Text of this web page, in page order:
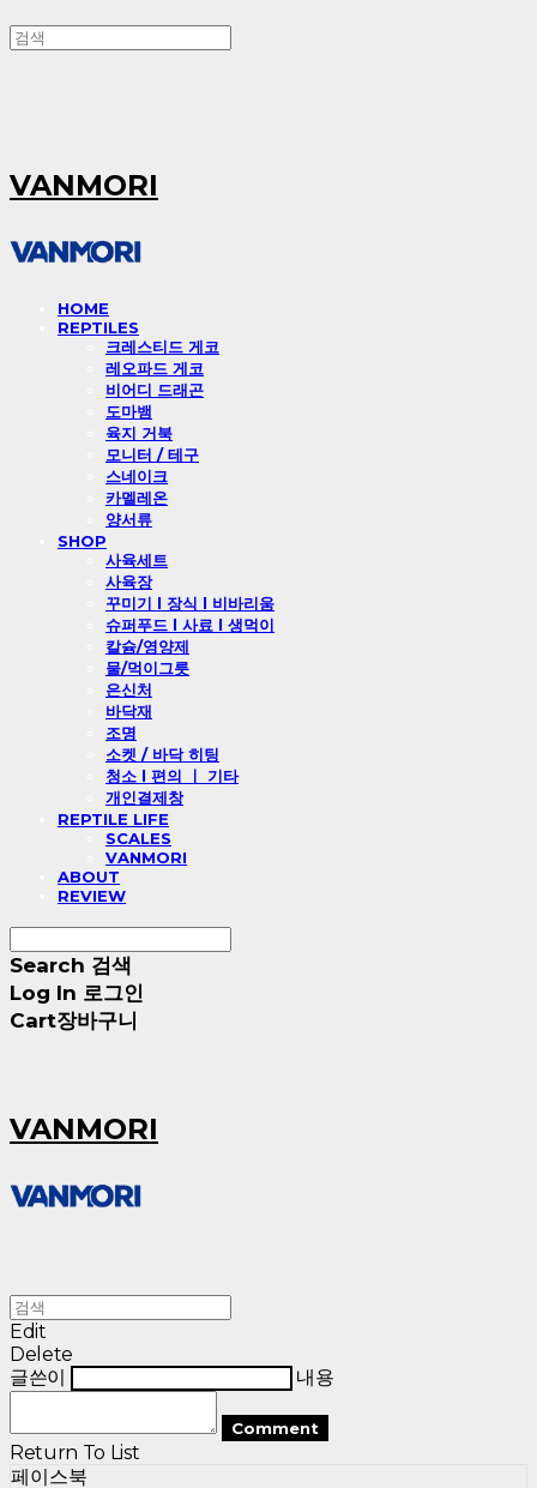
VANMORI
HOME
REPTILES
크레스티드 게코
레오파드 게코
비어디 드래곤
도마뱀
육지 거북
모니터 / 테구
스네이크
카멜레온
양서류
SHOP
사육세트
사육장
꾸미기 l 장식 l 비바리움
슈퍼푸드 l 사료 l 생먹이
칼슘/영양제
물/먹이그릇
은신처
바닥재
조명
소켓 / 바닥 히팅
청소 l 편의 ㅣ 기타
개인결제창
REPTILE LIFE
SCALES
VANMORI
ABOUT
REVIEW
Search 검색
Log In 로그인
Cart장바구니
VANMORI
Edit
Delete
글쓴이
내용
Comment
Return To List
페이스북